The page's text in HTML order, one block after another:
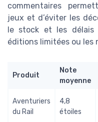
commentaires
jeux et d’éviter les
le stock et les délais
éditions limitées ou les
Produit
Note
moyenne
Aventuriers
du Rail
4,8
étoiles